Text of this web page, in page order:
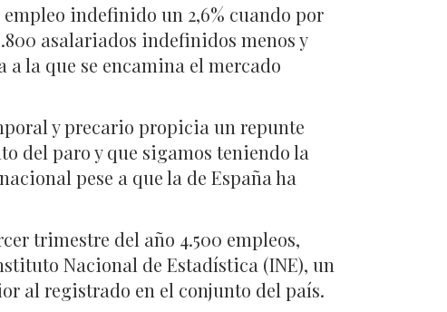
indefinido un 2,6% cuando por
asalariados indefinidos menos y
la que se encamina el mercado
y precario propicia un repunte
del paro y que sigamos teniendo la
pese a que la de España ha
trimestre del año 4.500 empleos,
Nacional de Estadística (INE), un
al registrado en el conjunto del país.